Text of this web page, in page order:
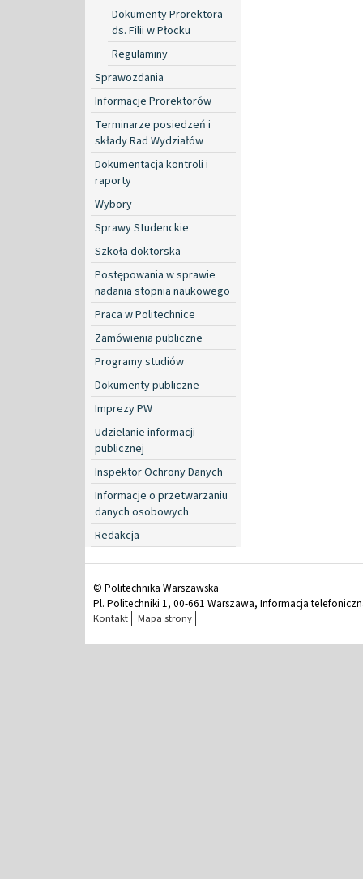
Dokumenty Prorektora
ds. Filii w Płocku
Regulaminy
Sprawozdania
Informacje Prorektorów
Terminarze posiedzeń i
składy Rad Wydziałów
Dokumentacja kontroli i
raporty
Wybory
Sprawy Studenckie
Szkoła doktorska
Postępowania w sprawie
nadania stopnia naukowego
Praca w Politechnice
Zamówienia publiczne
Programy studiów
Dokumenty publiczne
Imprezy PW
Udzielanie informacji
publicznej
Inspektor Ochrony Danych
Informacje o przetwarzaniu
danych osobowych
Redakcja
© Politechnika Warszawska
Pl. Politechniki 1, 00-661 Warszawa, Informacja
Kontakt Mapa strony